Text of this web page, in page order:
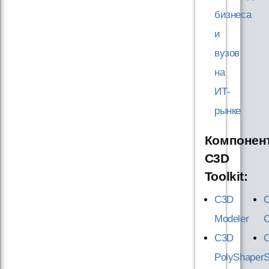
бизнеса
и
вузов
на
ИТ-
рынке
C3D
Toolkit:
C3D
Modeler
C3D
PolyShaper